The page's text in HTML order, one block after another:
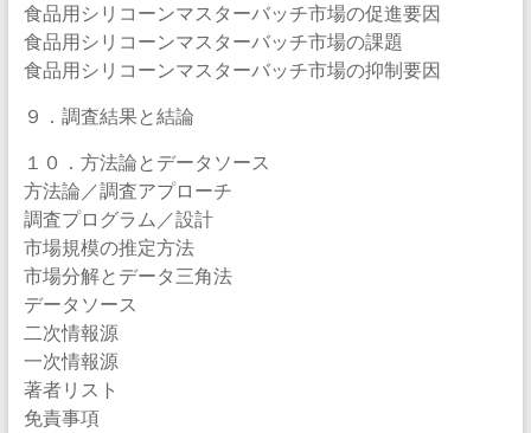
食品用シリコーンマスターバッチ市場の促進要因
食品用シリコーンマスターバッチ市場の課題
食品用シリコーンマスターバッチ市場の抑制要因
９．調査結果と結論
１０．方法論とデータソース
方法論／調査アプローチ
調査プログラム／設計
市場規模の推定方法
市場分解とデータ三角法
データソース
二次情報源
一次情報源
著者リスト
免責事項